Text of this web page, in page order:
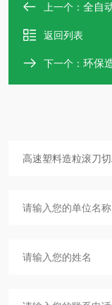
上一个： 全自
返回列表
下一个： 环保